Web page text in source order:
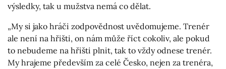
výsledky, tak u mužstva nemá co dělat.
„My si jako hráči zodpovědnost uvědomujeme. Trenér
ale není na hřišti, on nám může říct cokoliv, ale pokud
to nebudeme na hřišti plnit, tak to vždy odnese trenér.
My hrajeme především za celé Česko, nejen za trenéra,